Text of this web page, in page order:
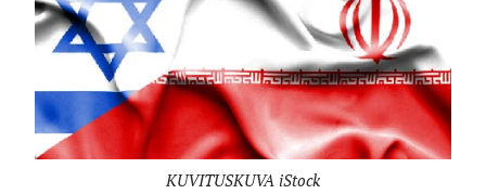
KUVITUSKUVA iStock